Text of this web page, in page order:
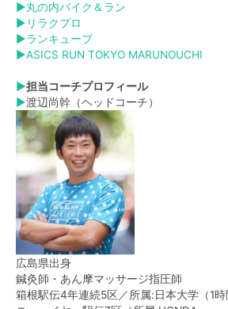
▶丸の内バイク＆ラン
▶ リラクプロ
▶ランキューブ
▶ASICS RUN TOKYO MARUNOUCHI
▶担当コーチプロフィール
▶渡辺尚幹（ヘッドコーチ）
広島県出身
鍼灸師・あん摩マッサージ指圧師
箱根駅伝4年連続5区／所属:日本大学（1時